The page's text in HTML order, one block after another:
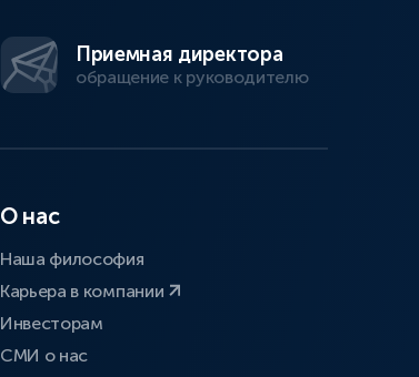
Приемная директора
обращение к руководителю
О нас
Наша философия
Карьера в компании
Инвесторам
СМИ о нас